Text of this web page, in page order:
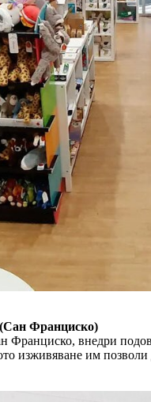
Франциско)
внедри
изживяване им позволи